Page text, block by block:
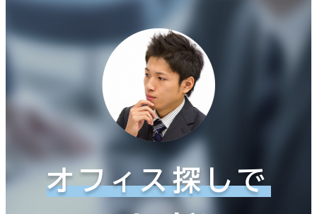
オフィス探しで